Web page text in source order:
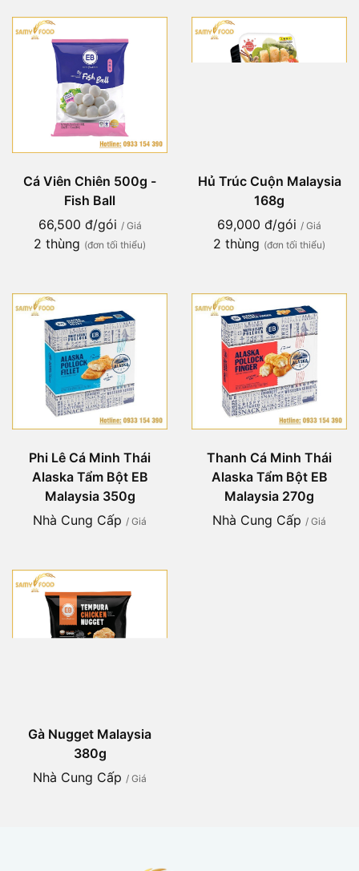
Cá Viên Chiên 500g -
Fish Ball
66,500 đ/gói / Giá
2 thùng (đơn tối thiểu)
Hủ Trúc Cuộn Malaysia
168g
69,000 đ/gói / Giá
2 thùng (đơn tối thiểu)
Phi Lê Cá Minh Thái
Alaska Tẩm Bột EB
Malaysia 350g
Nhà Cung Cấp / Giá
Thanh Cá Minh Thái
Alaska Tẩm Bột EB
Malaysia 270g
Nhà Cung Cấp / Giá
Gà Nugget Malaysia
380g
Nhà Cung Cấp / Giá